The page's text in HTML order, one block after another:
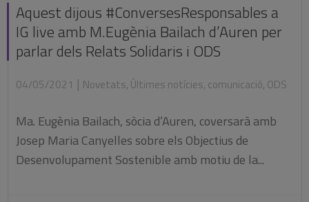
Aquest dijous #ConversesResponsables a
IG live amb M.Eugènia Bailach d’Auren per
parlar dels Relats Solidaris i ODS
04/05/2021 | Novetats, Últimes notícies, comunicació, ODS
Ma. Eugènia Bailach, sòcia d’Auren, coversarà amb
Josep Maria Canyelles sobre els Objectius de
Desenvolupament Sostenible amb motiu de la...